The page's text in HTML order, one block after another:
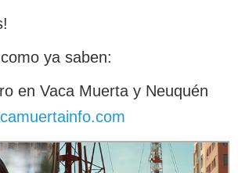
ya saben:
en Vaca Muerta y Neuquén